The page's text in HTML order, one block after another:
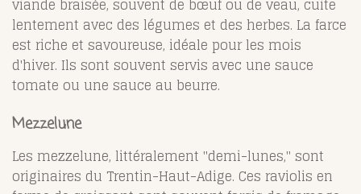
viande braisée, souvent de bœuf ou de veau, cuite
lentement avec des légumes et des herbes. La farce
est riche et savoureuse, idéale pour les mois
d'hiver. Ils sont souvent servis avec une sauce
tomate ou une sauce au beurre.
Mezzelune
Les mezzelune, littéralement "demi-lunes," sont
originaires du Trentin-Haut-Adige. Ces raviolis en